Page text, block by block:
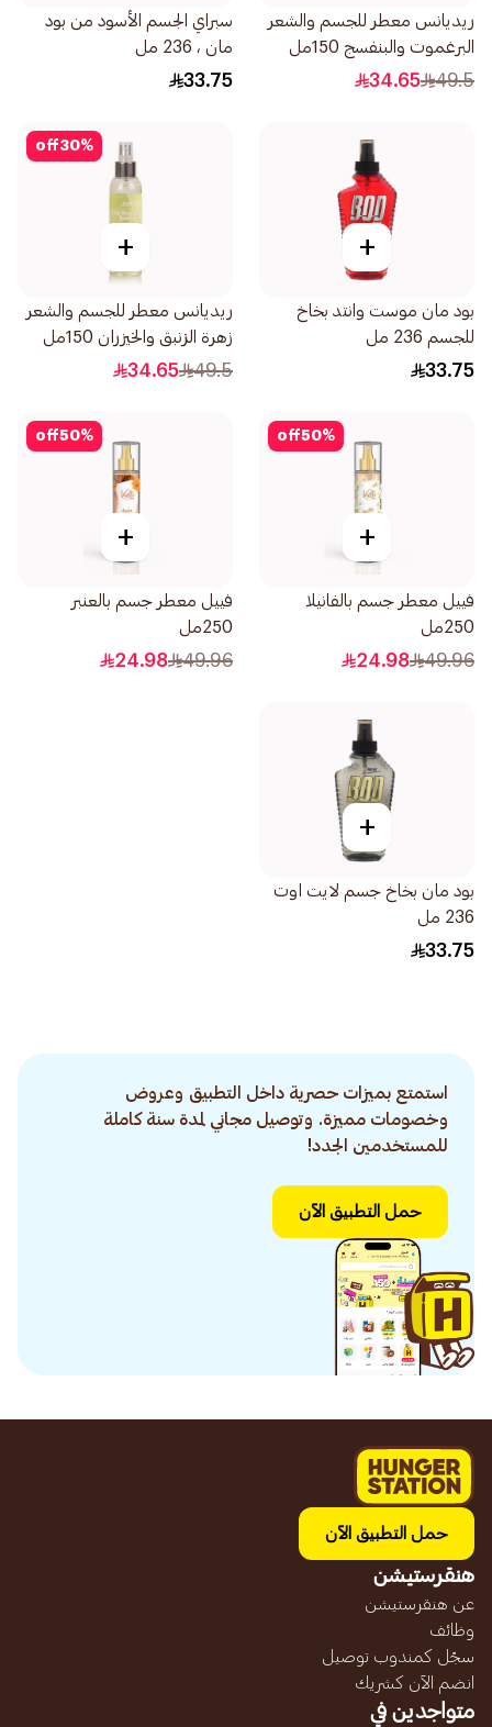
ريديانس معطر للجسم والشعر
البرغموت والبنفسج 150مل
49.5
34.65
سبراي الجسم الأسود من بود
مان ، 236 مل
33.75
+
بود مان موست وانتد بخاخ
للجسم 236 مل
33.75
30%
off
+
ريديانس معطر للجسم والشعر
زهرة الزنبق والخيزران 150مل
49.5
34.65
50%
off
+
فييل معطر جسم بالفانيلا
250مل
49.96
24.98
50%
off
+
فييل معطر جسم بالعنبر
250مل
49.96
24.98
+
بود مان بخاخ جسم لايت اوت
236 مل
33.75
استمتع بميزات حصرية داخل التطبيق وعروض
وخصومات مميزة. وتوصيل مجاني لمدة سنة كاملة
للمستخدمين الجدد!
حمل التطبيق الآن
حمل التطبيق الآن
هنقرستيشن
عن هنقرستيشن
وظائف
سجّل كمندوب توصيل
انضم الآن كشريك
متواجدين في